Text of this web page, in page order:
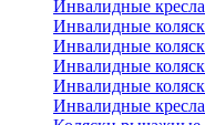
Инвалидные
Инвалидные
Инвалидные
Инвалидные
Инвалидные
Инвалидные